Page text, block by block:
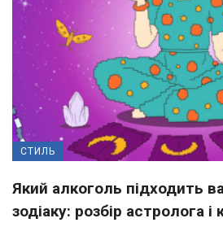
СТИЛЬ
Який алкоголь підходить
зодіаку: розбір астролога